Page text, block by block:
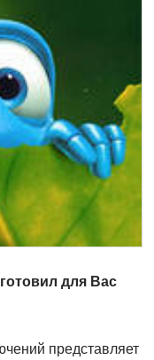
для Вас
представляет